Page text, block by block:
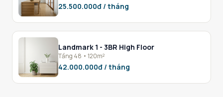
25.500.000đ / tháng
Landmark 1 - 3BR High Floor
Tầng 48 • 120m²
42.000.000đ / tháng